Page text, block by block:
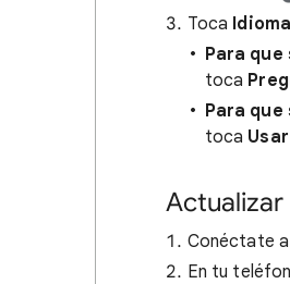
Toca
Para
toca
Para
toca
Conéctate a
En tu